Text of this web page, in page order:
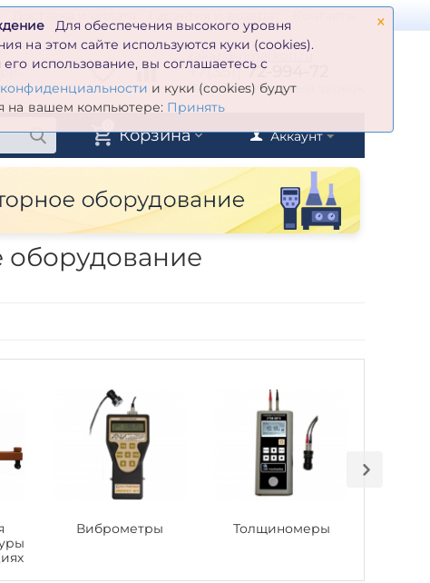
×
Для обеспечения высокого уровня
на этом сайте используются куки (cookies).
использование, вы соглашаетесь с
и куки (cookies) будут
на вашем компьютере: Принять
zakaz@inmarkon.ru
+7(351)72-994-72
Заказать обратный звонок
Аккаунт
Корзина
Виброметры Толщиномеры